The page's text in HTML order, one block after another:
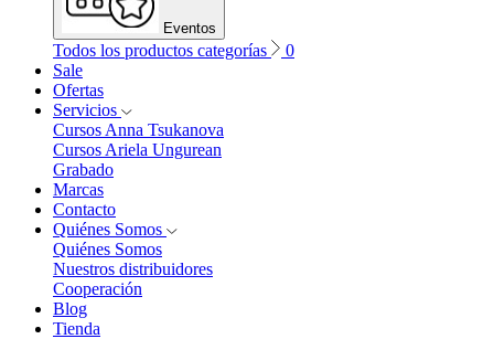
Eventos
Todos los productos categorías
0
Sale
Ofertas
Servicios
Cursos Anna Tsukanova
Cursos Ariela Ungurean
Grabado
Marcas
Contacto
Quiénes Somos
Quiénes Somos
Nuestros distribuidores
Cooperación
Blog
Tienda